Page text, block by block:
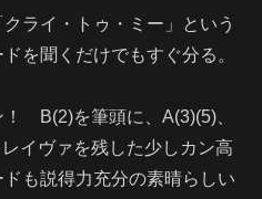
ライ・トゥ・ミー」という
を聞くだけでもすぐ分る。
B(2)を筆頭に、A(3)(5)、
イヴァを残した少しカン高
も説得力充分の素晴らしい